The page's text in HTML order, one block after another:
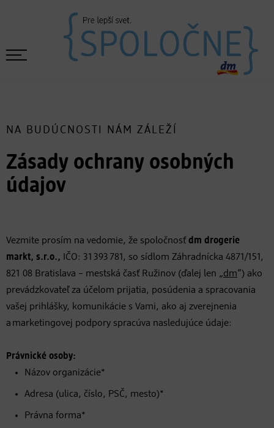
NA BUDÚCNOSTI NÁM ZÁLEŽÍ
Zásady ochrany osobných
údajov
Vezmite prosím na vedomie, že spoločnosť dm drogerie
markt, s.r.o.,
IČO: 31 393 781, so sídlom Záhradnícka 4871/151,
821 08 Bratislava – mestská časť Ružinov (ďalej len „dm“) ako
prevádzkovateľ za účelom prijatia, posúdenia a spracovania
vašej prihlášky, komunikácie s Vami, ako aj zverejnenia
a marketingovej podpory spracúva nasledujúce údaje:
Právnické osoby:
Názov organizácie*
Adresa (ulica, číslo, PSČ, mesto)*
Právna forma*